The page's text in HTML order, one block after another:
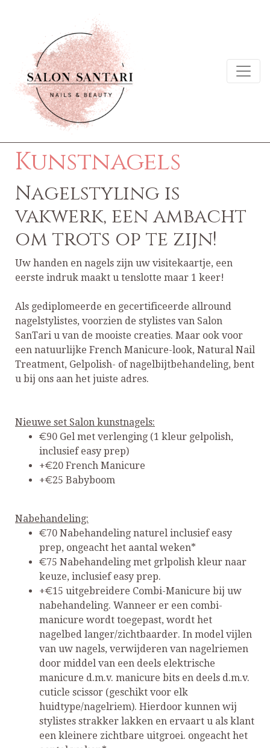
Kunstnagels
Nagelstyling is
vakwerk, een ambacht
om trots op te zijn!
Uw handen en nagels zijn uw visitekaartje, een
eerste indruk maakt u tenslotte maar 1 keer!
Als gediplomeerde en gecertificeerde allround
nagelstylistes, voorzien de stylistes van Salon
SanTari u van de mooiste creaties. Maar ook voor
een natuurlijke French Manicure-look, Natural Nail
Treatment, Gelpolish- of nagelbijtbehandeling, bent
u bij ons aan het juiste adres.
Nieuwe set Salon kunstnagels:
€90 Gel met verlenging (1 kleur gelpolish,
inclusief easy prep)
+€20 French Manicure
+€25 Babyboom
Nabehandeling:
€70 Nabehandeling naturel inclusief easy
prep, ongeacht het aantal weken*
€75 Nabehandeling met grlpolish kleur naar
keuze, inclusief easy prep.
+€15 uitgebreidere Combi-Manicure bij uw
nabehandeling. Wanneer er een combi-
manicure wordt toegepast, wordt het
nagelbed langer/zichtbaarder. In model vijlen
van uw nagels, verwijderen van nagelriemen
door middel van een deels elektrische
manicure d.m.v. manicure bits en deels d.m.v.
cuticle scissor (geschikt voor elk
huidtype/nagelriem). Hierdoor kunnen wij
stylistes strakker lakken en ervaart u als klant
een kleinere zichtbare uitgroei. ongeacht het